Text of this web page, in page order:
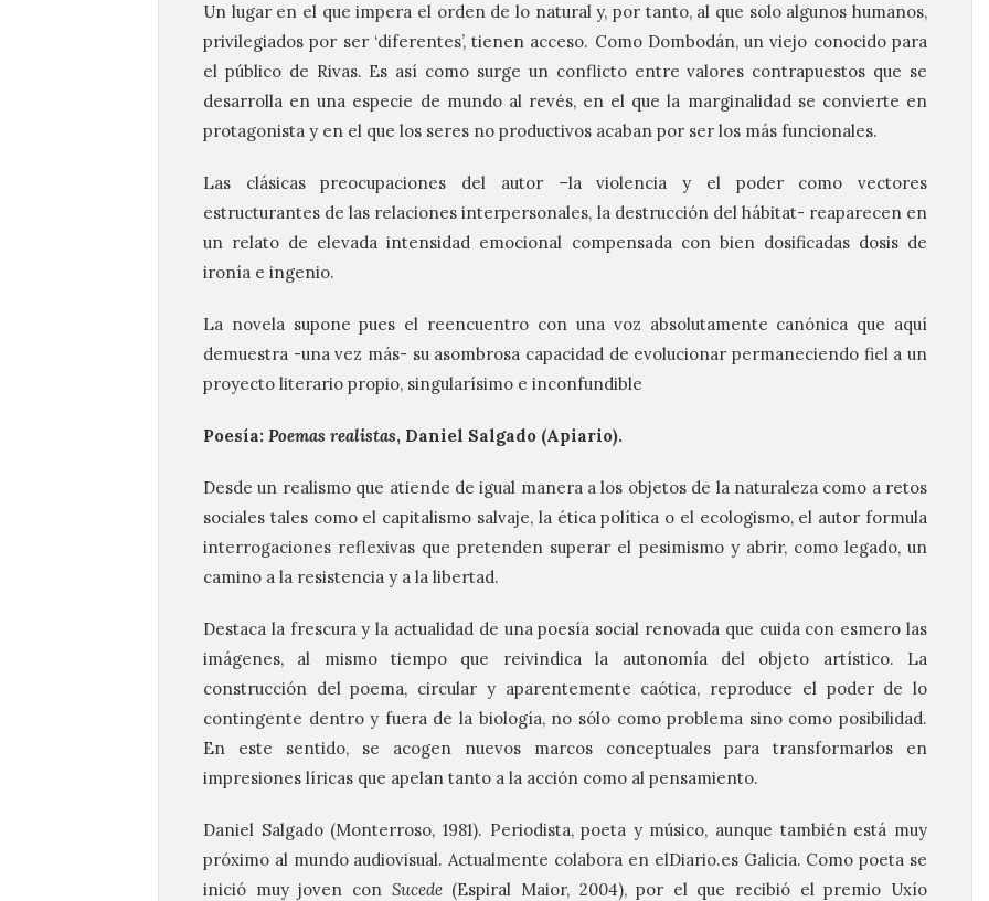
Un lugar en el que impera el orden de lo natural y, por tanto, al que solo algunos humanos,
privilegiados por ser ‘diferentes’, tienen acceso. Como Dombodán, un viejo conocido para
el público de Rivas. Es así como surge un conflicto entre valores contrapuestos que se
desarrolla en una especie de mundo al revés, en el que la marginalidad se convierte en
protagonista y en el que los seres no productivos acaban por ser los más funcionales.
Las clásicas preocupaciones del autor –la violencia y el poder como vectores
estructurantes de las relaciones interpersonales, la destrucción del hábitat- reaparecen en
un relato de elevada intensidad emocional compensada con bien dosificadas dosis de
ironía e ingenio.
La novela supone pues el reencuentro con una voz absolutamente canónica que aquí
demuestra -una vez más- su asombrosa capacidad de evolucionar permaneciendo fiel a un
proyecto literario propio, singularísimo e inconfundible
Poesía: Poemas realistas, Daniel Salgado (Apiario).
Desde un realismo que atiende de igual manera a los objetos de la naturaleza como a retos
sociales tales como el capitalismo salvaje, la ética política o el ecologismo, el autor formula
interrogaciones reflexivas que pretenden superar el pesimismo y abrir, como legado, un
camino a la resistencia y a la libertad.
Destaca la frescura y la actualidad de una poesía social renovada que cuida con esmero las
imágenes, al mismo tiempo que reivindica la autonomía del objeto artístico. La
construcción del poema, circular y aparentemente caótica, reproduce el poder de lo
contingente dentro y fuera de la biología, no sólo como problema sino como posibilidad.
En este sentido, se acogen nuevos marcos conceptuales para transformarlos en
impresiones líricas que apelan tanto a la acción como al pensamiento.
Daniel Salgado (Monterroso, 1981). Periodista, poeta y músico, aunque también está muy
próximo al mundo audiovisual. Actualmente colabora en elDiario.es Galicia. Como poeta se
inició muy joven con Sucede(Espiral Maior, 2004), por el que recibió el premio Uxío